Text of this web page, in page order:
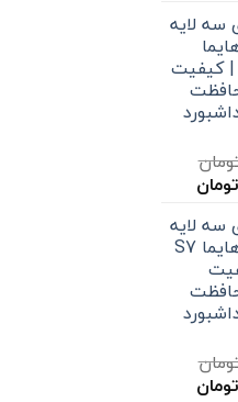
تومان
سه‌ لایه
تومان
تومان
است.
سه‌ لایه
طرح کربن هایما S7
تومان